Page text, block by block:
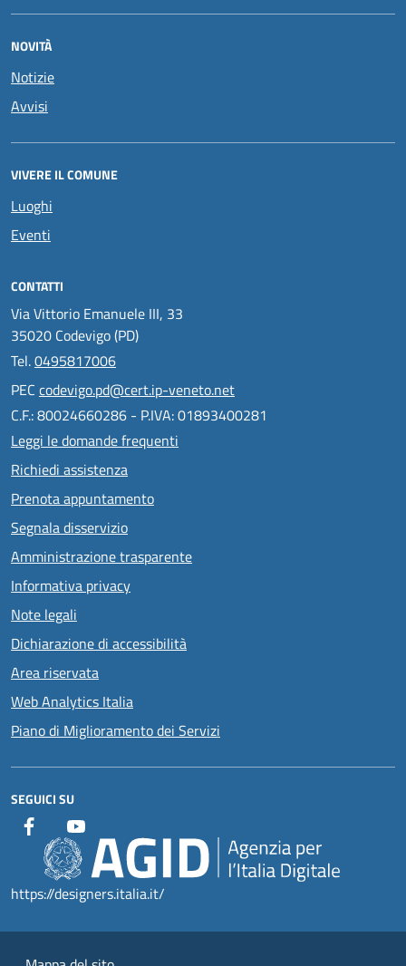
NOVITÀ
Notizie
Avvisi
VIVERE IL COMUNE
Luoghi
Eventi
CONTATTI
Via Vittorio Emanuele III, 33
35020 Codevigo (PD)
Tel.0495817006
PEC codevigo.pd@cert.ip-veneto.net
C.F.: 80024660286 - P.IVA: 01893400281
Leggi le domande frequenti
Richiedi assistenza
Prenota appuntamento
Segnala disservizio
Amministrazione trasparente
Informativa privacy
Note legali
Dichiarazione di accessibilità
Area riservata
Web Analytics Italia
Piano di Miglioramento dei Servizi
SEGUICI SU
https://designers.italia.it/